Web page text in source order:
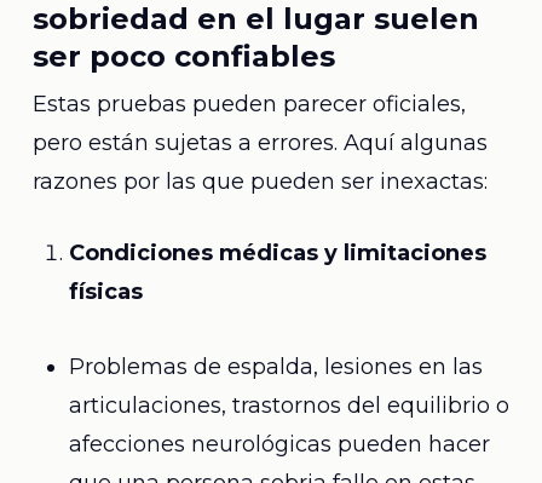
sobriedad en el lugar suelen
ser poco confiables
Estas pruebas pueden parecer oficiales,
pero están sujetas a errores. Aquí algunas
razones por las que pueden ser inexactas:
Condiciones médicas y limitaciones
físicas
Problemas de espalda, lesiones en las
articulaciones, trastornos del equilibrio o
afecciones neurológicas pueden hacer